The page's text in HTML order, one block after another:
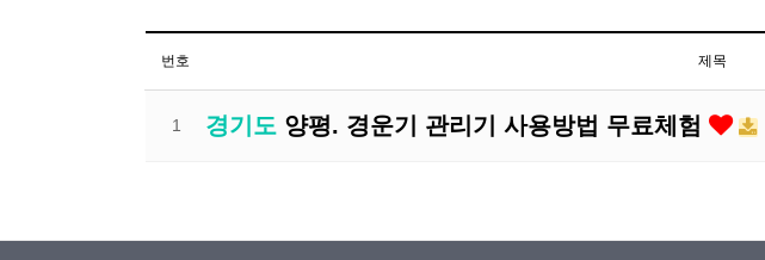
번호 제목
1 경기도 양평. 경운기 관리기 사용방법 무료체험